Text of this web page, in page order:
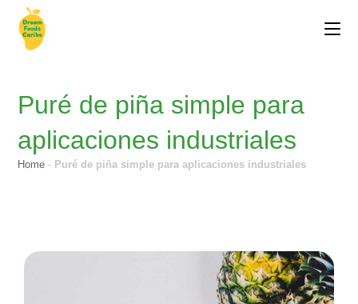
Puré de piña simple para
aplicaciones industriales
Home - Puré de piña simple para aplicaciones industriales